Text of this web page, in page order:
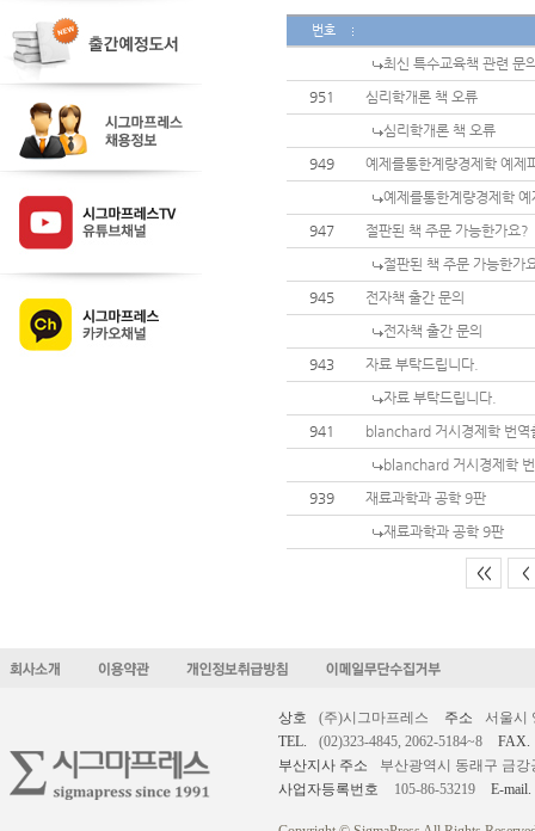
번호
최신 특수교육책 관련 문
951
심리학개론 책 오류
심리학개론 책 오류
949
예제를통한계량경제학 예제
예제를통한계량경제학 예
947
절판된 책 주문 가능한가요?
절판된 책 주문 가능한가
945
전자책 출간 문의
전자책 출간 문의
943
자료 부탁드립니다.
자료 부탁드립니다.
941
blanchard 거시경제학 번역
blanchard 거시경제학
939
재료과학과 공학 9판
재료과학과 공학 9판
<< <
상호 (주)시그마프레스 주소
서울시
TEL.
(02)323-4845, 2062-5184~8
FAX.
부산지사 주소
부산광역시 동래구 금강
사업자등록번호
105-86-53219 E-mail.